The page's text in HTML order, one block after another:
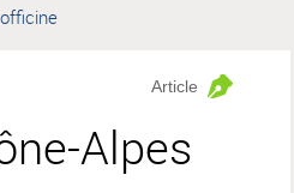
Alpes
Article